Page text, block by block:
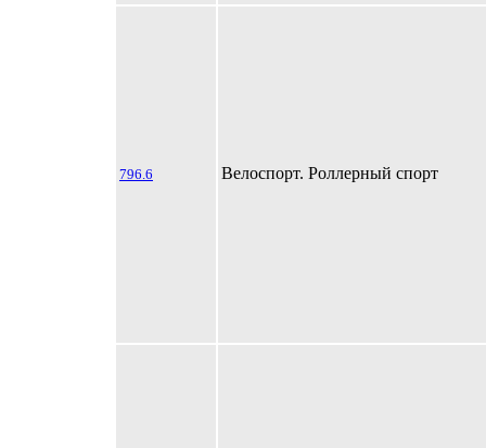
796.6 Велоспорт. Роллерный спорт